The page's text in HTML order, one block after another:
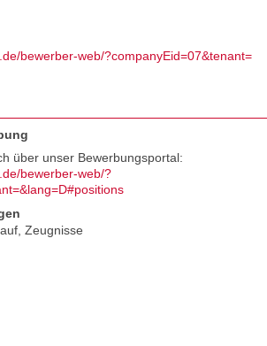
bewerber-web/?companyEid=07&tenant=
über unser Bewerbungsportal:
bewerber-web/?
Zeugnisse